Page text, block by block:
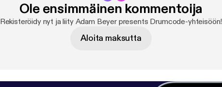
Ole ensimmäinen kommentoija
Rekisteröidy nyt ja liity Adam Beyer presents Drumcode-yhteisöön!
Aloita maksutta